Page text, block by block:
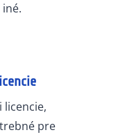
licencie,
pre